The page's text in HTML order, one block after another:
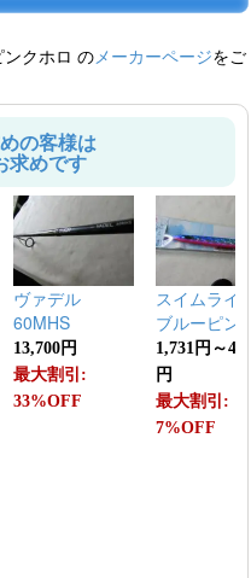
クホロ のメーカーページをご
の客様は
求めです
ヴァデル
60MHS
13,700円
最大割引:
33%OFF
スイムライ
ブルーピン
1,731円～
円
最大割引:
7%OFF